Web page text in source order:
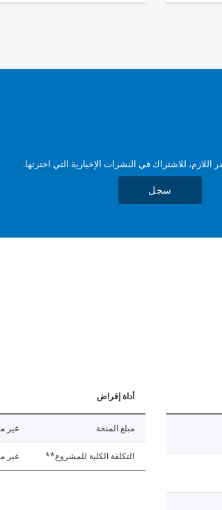
للاشتراك في النشرات الإخبارية التي اخترتها.
سجل
أداة إقراض
مبلغ المنحة غير
التكلفة الكلية للمشروع** غير